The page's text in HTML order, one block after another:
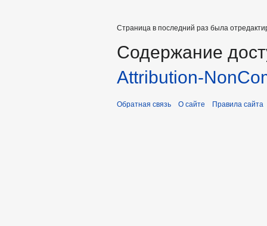
Страница в последний раз была
Содержание
Attribution-
Обратная связь О сайте Правила сайта